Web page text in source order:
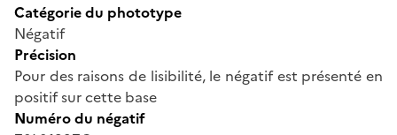
Catégorie du phototype
Négatif
Précision
Pour des raisons de lisibilité, le négatif est présenté en
positif sur cette base
Numéro du négatif